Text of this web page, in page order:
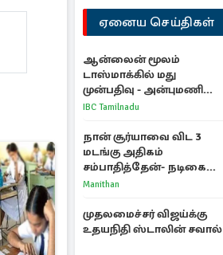
ஏனைய செய்திகள்
ஆன்லைன் மூலம்
டாஸ்மாக்கில் மது
முன்பதிவு - அன்புமணி
ராமதாஸ் எதிர்ப்பு
IBC Tamilnadu
நான் சூர்யாவை விட 3
மடங்கு அதிகம்
சம்பாதித்தேன்- நடிகை
ஜோதிகா
Manithan
முதலமைச்சர் விஜய்க்கு
உதயநிதி ஸ்டாலின் சவால்